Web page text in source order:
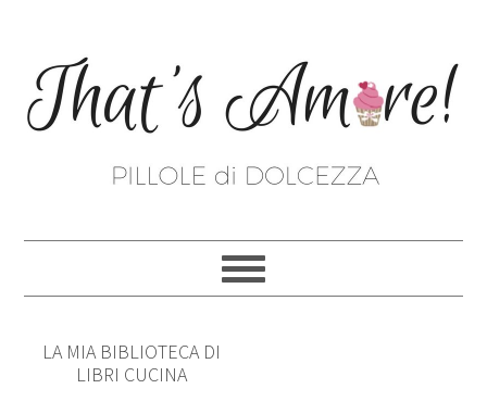
LA MIA BIBLIOTECA DI
LIBRI CUCINA